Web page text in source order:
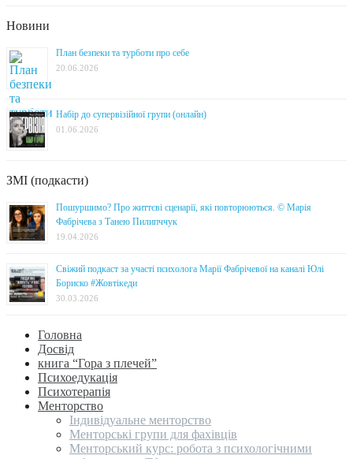
Новини
План безпеки та турботи про себе
20.06.2026
Набір до супервізійної групи (онлайн)
01.06.2026
ЗМІ (подкасти)
Пошуршимо? Про життєві сценарії, які повторюються. © Марія
Фабрічева з Танею Пилипччук
19.04.2026
Свіжий подкаст за участі психолога Марії Фабрічевої на каналі Юлі
Бориско #Жовтікеди
30.03.2026
Головна
Досвід
книга “Гора з плечей”
Психоедукація
Психотерапія
Менторство
Індивідуальне менторство
Менторські групи для фахівців
Менторський курс: робота з психологічними